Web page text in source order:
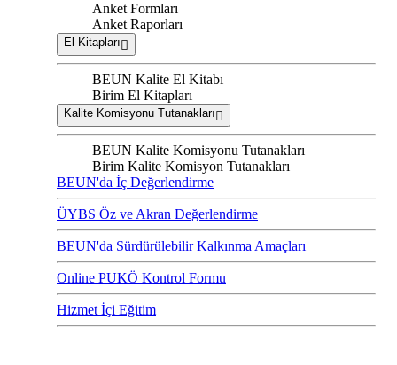
Anket Formları
Anket Raporları
El Kitapları
BEUN Kalite El Kitabı
Birim El Kitapları
Kalite Komisyonu Tutanakları
BEUN Kalite Komisyonu Tutanakları
Birim Kalite Komisyon Tutanakları
BEUN'da İç Değerlendirme
ÜYBS Öz ve Akran Değerlendirme
BEUN'da Sürdürülebilir Kalkınma Amaçları
Online PUKÖ Kontrol Formu
Hizmet İçi Eğitim